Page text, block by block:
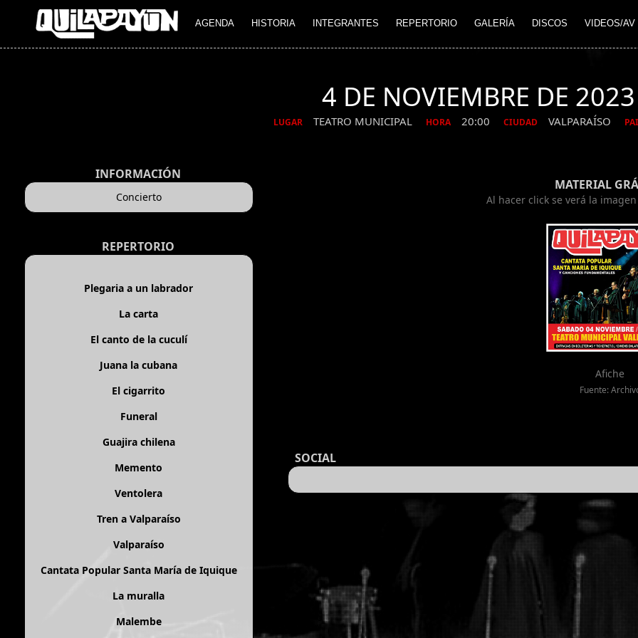
AGENDA HISTORIA INTEGRANTES REPERTORIO GALERÍA DISCOS VIDEOS/AV
4 DE NOVIEMBRE DE 2023
LUGAR TEATRO MUNICIPAL HORA 20:00 CIUDAD VALPARAÍSO
INFORMACIÓN
Concierto
REPERTORIO
Plegaria a un labrador
La carta
El canto de la cuculí
Juana la cubana
El cigarrito
Funeral
Guajira chilena
Memento
Ventolera
Tren a Valparaíso
Valparaíso
Cantata Popular Santa María de Iquique
La muralla
Malembe
MATERIAL
Al hacer click se verá la
Afiche
Fuente:
SOCIAL